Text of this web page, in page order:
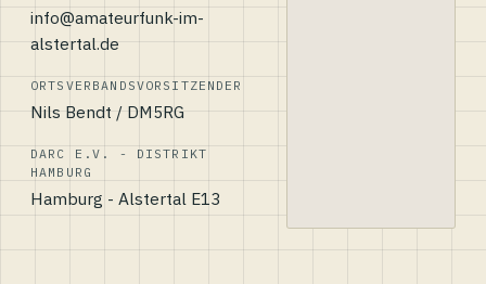
info@amateurfunk-im-
alstertal.de
ORTSVERBANDSVORSITZENDER
Nils Bendt / DM5RG
DARC E.V. - DISTRIKT
HAMBURG
Hamburg - Alstertal E13